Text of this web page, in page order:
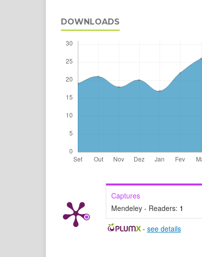
DOWNLOADS
Captures
Mendeley - Readers: 1
- see details